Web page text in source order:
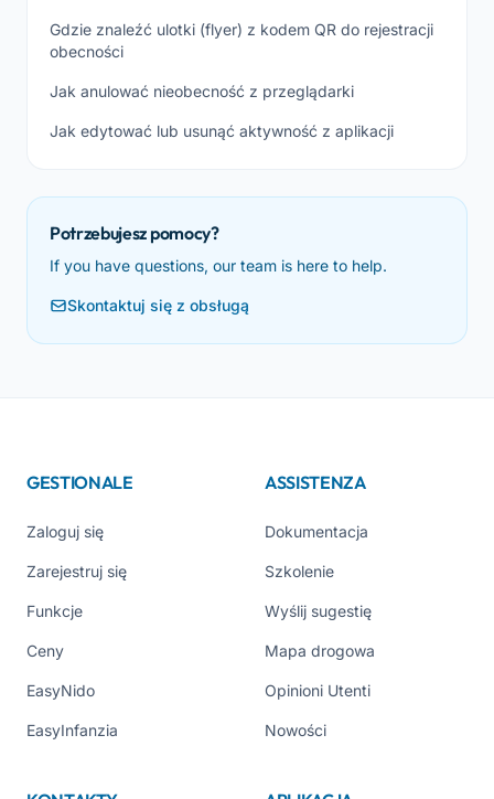
Gdzie znaleźć ulotki (flyer) z kodem QR do rejestracji
obecności
Jak anulować nieobecność z przeglądarki
Jak edytować lub usunąć aktywność z aplikacji
Potrzebujesz pomocy?
If you have questions, our team is here to help.
Skontaktuj się z obsługą
GESTIONALE
Zaloguj się
Zarejestruj się
Funkcje
Ceny
EasyNido
EasyInfanzia
ASSISTENZA
Dokumentacja
Szkolenie
Wyślij sugestię
Mapa drogowa
Opinioni Utenti
Nowości